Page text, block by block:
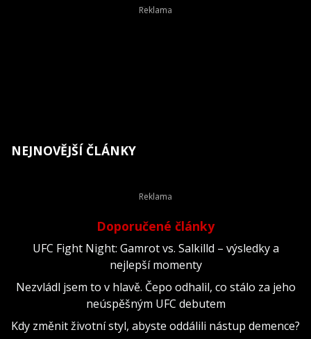
NEJNOVĚJŠÍ ČLÁNKY
Doporučené články
UFC Fight Night: Gamrot vs. Salkilld – výsledky a
nejlepší momenty
Nezvládl jsem to v hlavě. Čepo odhalil, co stálo za jeho
neúspěšným UFC debutem
Kdy změnit životní styl, abyste oddálili nástup demence?